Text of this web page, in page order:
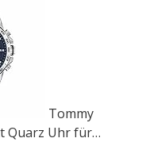
Tommy
Quarz Uhr für…